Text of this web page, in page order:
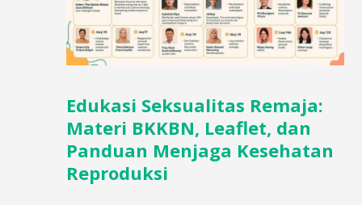
Edukasi Seksualitas Remaja:
Materi BKKBN, Leaflet, dan
Panduan Menjaga Kesehatan
Reproduksi